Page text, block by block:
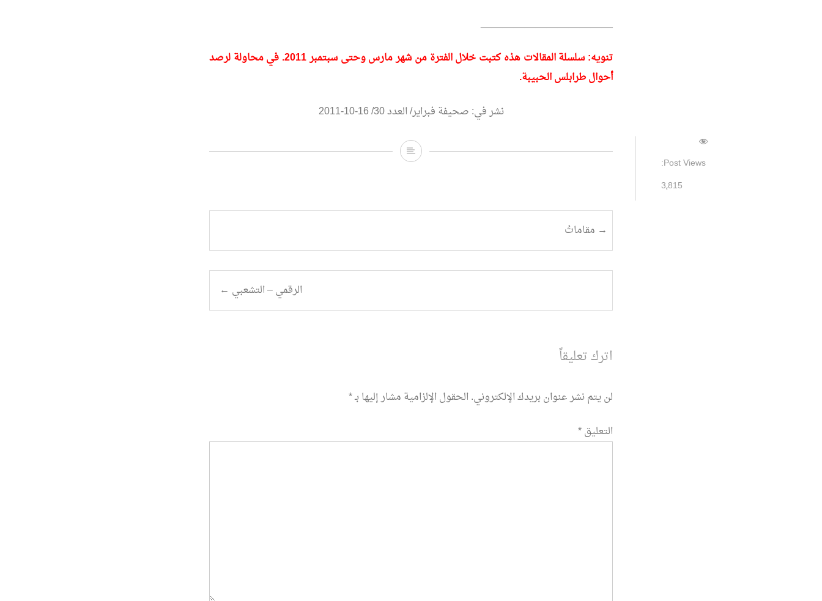
________________________
تنويه: سلسلة المقالات هذه كتبت خلال الفترة من شهر مارس وحتى سبتمبر 2011. في محاولة لرصد
أحوال طرابلس الحبيبة.
نشر في: صحيفة فبراير/ العدد 30/ 16-10-2011
Post Views:
3٬815
البــــرنــــامــــج
تصفح
المقالة
→ مقاماتُ
الرقمي – التشعبي ←
اترك تعليقاً
لن يتم نشر عنوان بريدك الإلكتروني. الحقول الإلزامية مشار إليها بـ*
التعليق*